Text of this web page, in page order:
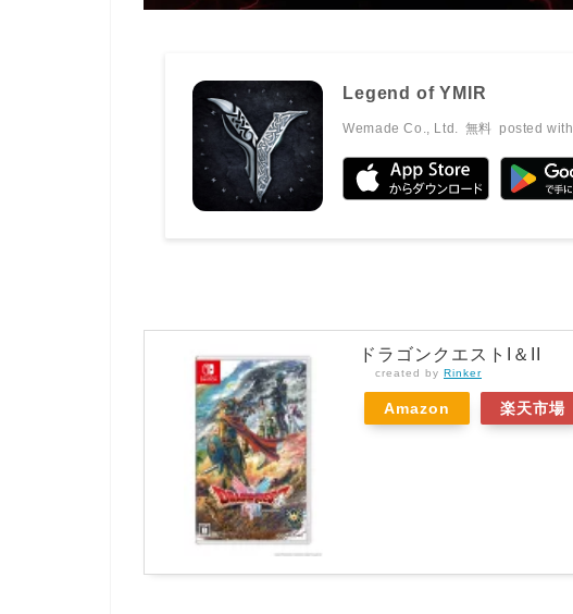
Legend of YMIR
Wemade Co., Ltd. 無料 posted with
ドラゴンクエストI＆II
created by Rinker
Amazon 楽天市場